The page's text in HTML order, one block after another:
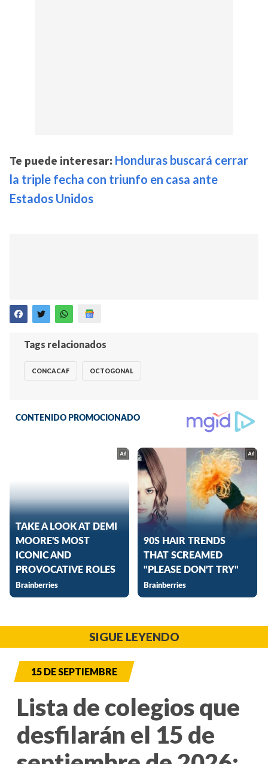
Te puede interesar: Honduras buscará cerrar
la triple fecha con triunfo en casa ante
Estados Unidos
Tags relacionados
CONCACAF OCTOGONAL
SIGUE LEYENDO
15 DE SEPTIEMBRE
Lista de colegios que
desfilarán el 15 de